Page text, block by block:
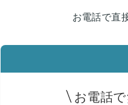
お電話で直
お電話